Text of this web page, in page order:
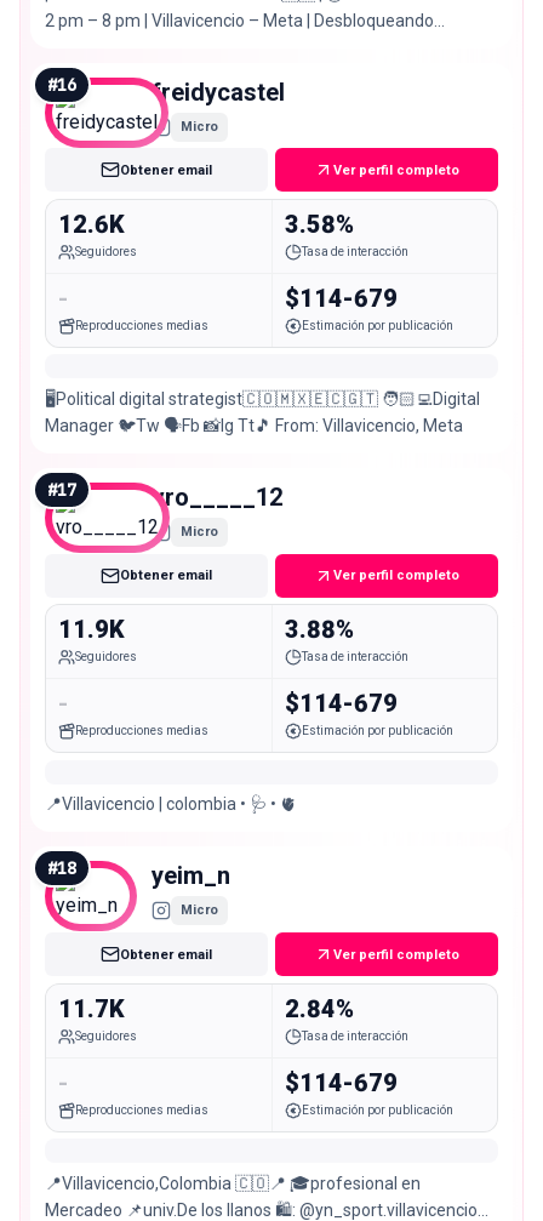
2 pm – 8 pm | Villavicencio – Meta | Desbloqueando
#16 freidycastel
Micro
Obtener email Ver perfil completo
12.6K
Seguidores
3.58%
Tasa de interacción
-
Reproducciones medias
$114-679
Estimación por publicación
🖥️Political digital strategist🇨🇴🇲🇽🇪🇨🇬🇹 🧑🏻‍💻Digital
Manager 🐦Tw 🗣️Fb 📸Ig Tt🎵 From: Villavicencio, Meta
#17 vro_____12
Micro
Obtener email Ver perfil completo
11.9K
Seguidores
3.88%
Tasa de interacción
-
Reproducciones medias
$114-679
Estimación por publicación
📍Villavicencio | colombia • 🩺 • 🫀
#18 yeim_n
Micro
Obtener email Ver perfil completo
11.7K
Seguidores
2.84%
Tasa de interacción
-
Reproducciones medias
$114-679
Estimación por publicación
📍Villavicencio,Colombia 🇨🇴📍 🎓profesional en
Mercadeo 📌univ.De los llanos 🛍: @yn_sport.villavicencio